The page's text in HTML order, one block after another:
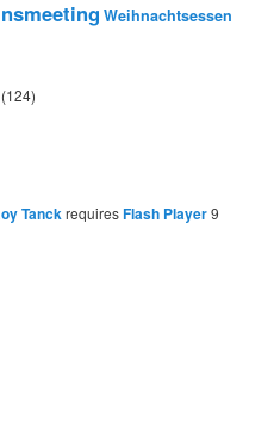
Weihnachtsessen
(124)
TanckrequiresFlash Player9